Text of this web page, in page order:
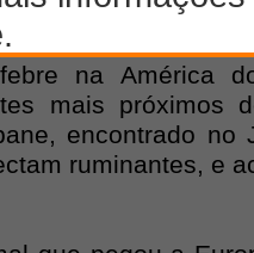
ao qual o
afeta humanos e
na América
mais próximos
encontrado no
ruminantes, e